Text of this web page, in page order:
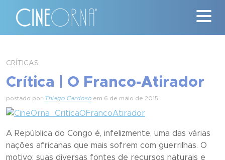
News
Quem Somos
Nossa História
CRÍTICAS
Crítica | O Franco-Atirador
postado por Thiago Cardoso em 6 de maio de 2015
A República do Congo é, infelizmente, uma das várias
nações africanas que mais sofrem com guerrilhas. O
motivo: suas diversas fontes de recursos naturais e